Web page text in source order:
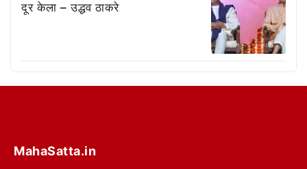
दूर केला – उद्धव ठाकरे
MahaSatta.in